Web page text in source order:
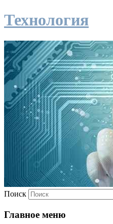
Технология
Поиск
Главное меню